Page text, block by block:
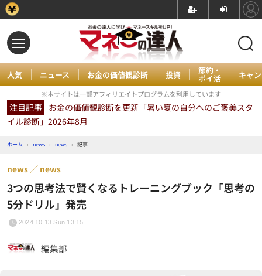
人気 ニュース お金の価値観診断 投資 節約・
ポイ活 キャ
※本サイトは一部アフィリエイトプログラムを利用しています
注目記事 お金の価値観診断を更新「暑い夏の自分へのご褒美スタ
イル診断」2026年8月
ホーム › news › news › 記事
3つの思考法で賢くなるトレーニングブック「思考の
5分ドリル」発売
news news
2024.10.13 Sun 13:15
編集部